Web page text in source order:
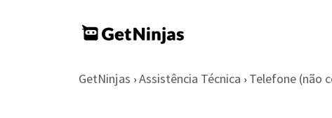
GetNinjas › Assistência Técnica › Telefone (não